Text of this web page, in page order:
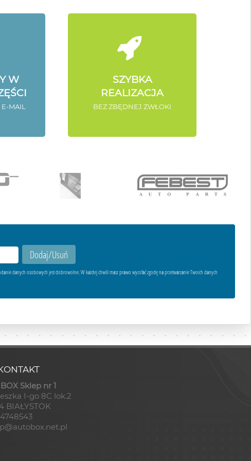
W
MAIL
SZYBKA
REALIZACJA
BEZ ZBĘDNEJ ZWŁOKI
danych osobowych jest dobrowolne. W każdej chwili masz prawo wycofać zgodę na przetwarzanie Twoich danych
Sklep nr 1
I-go 8C lok.2
BIAŁYSTOK